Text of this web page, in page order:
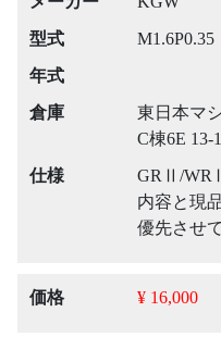
型式
M1.6P0.35
年式
倉庫
東日本マ
C棟6E 13-1
仕様
GRⅡ/
内容と現
優先させ
価格 ¥ 16,000